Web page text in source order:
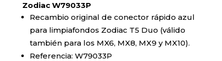
Zodiac W79033P
Recambio original de conector rápido azul
para limpiafondos Zodiac T5 Duo (válido
también para los MX6, MX8, MX9 y MX10).
Referencia: W79033P